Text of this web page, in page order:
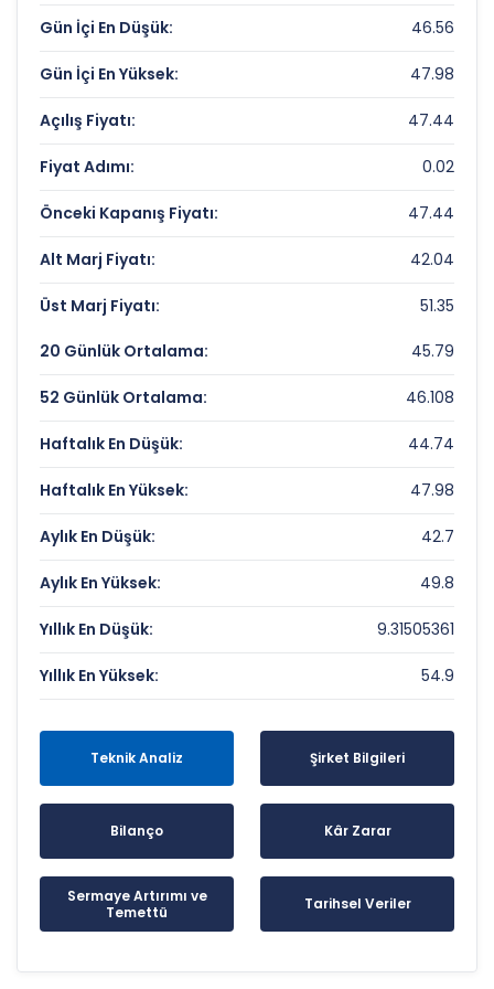
Çarpanları
Fiyat/Kazanç (F/K):
Veri Yok
Piyasa Değeri/Defter Değeri (PD/DD):
3.22
GIMAT MAGAZACILIK Rekorlar ve Önemli
Seviyeler
Bugün Gördüğü En Yüksek Fiyat:
Son 1 Yılın Zirvesi:
54.9 TL
Son 1 Yılın Dibi:
9.31505361 TL
Gün İçi En Düşük: 46.56
Gün İçi En Yüksek: 47.98
Açılış Fiyatı: 47.44
Fiyat Adımı: 0.02
Önceki Kapanış Fiyatı: 47.44
Alt Marj Fiyatı: 42.04
Üst Marj Fiyatı: 51.35
20 Günlük Ortalama: 45.79
52 Günlük Ortalama: 46.108
Haftalık En Düşük: 44.74
Haftalık En Yüksek: 47.98
Aylık En Düşük: 42.7
Aylık En Yüksek: 49.8
Yıllık En Düşük: 9.31505361
Yıllık En Yüksek: 54.9
Teknik Analiz Şirket Bilgileri
Bilanço Kâr Zarar
Sermaye Artırımı ve
Temettü
Tarihsel Veriler